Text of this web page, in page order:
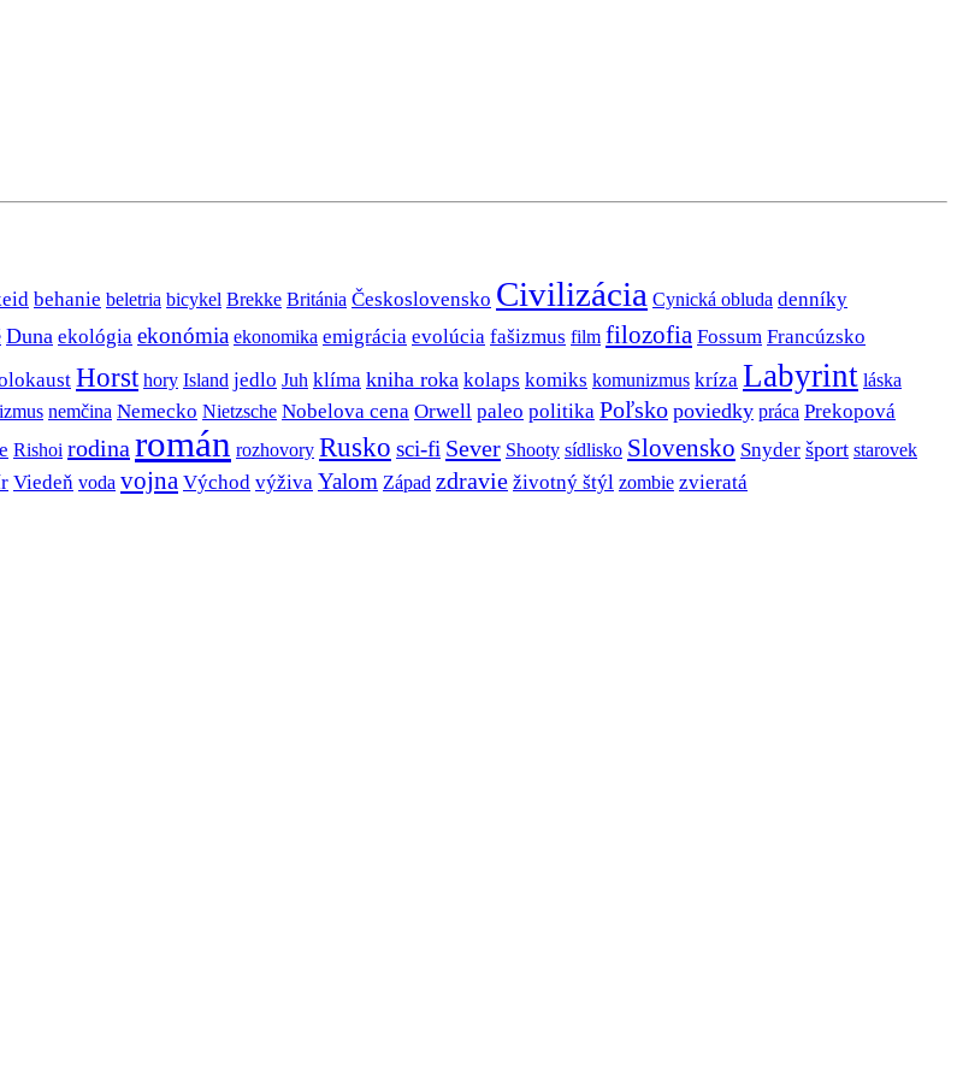
behanie beletria bicykel Brekke Británia Československo Civilizácia Cynická obluda denníky
Duna ekológia ekonómia ekonomika emigrácia evolúcia fašizmus film filozofia Fossum Francúzsko
Horst hory Island jedlo Juh klíma kniha roka kolaps komiks komunizmus kríza Labyrint láska
nemčina Nemecko Nietzsche Nobelova cena Orwell paleo politika Poľsko poviedky práca Prekopová
Rishoi rodinaromán rozhovory Rusko sci-fi Sever Shooty sídlisko Slovensko Snyder šport starovek
Viedeň voda vojna Východ výživa Yalom Západ zdravie životný štýl zombie zvieratá